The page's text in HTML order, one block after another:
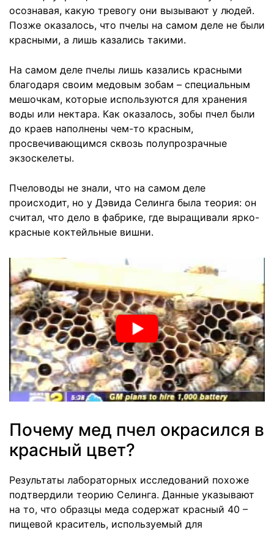
осознавая, какую тревогу они вызывают у людей.
Позже оказалось, что пчелы на самом деле не были
красными, а лишь казались такими.
На самом деле пчелы лишь казались красными
благодаря своим медовым зобам – специальным
мешочкам, которые используются для хранения
воды или нектара. Как оказалось, зобы пчел были
до краев наполнены чем-то красным,
просвечивающимся сквозь полупрозрачные
экзоскелеты.
Пчеловоды не знали, что на самом деле
происходит, но у Дэвида Селинга была теория: он
считал, что дело в фабрике, где выращивали ярко-
красные коктейльные вишни.
Почему мед пчел окрасился в
красный цвет?
Результаты лабораторных исследований похоже
подтвердили теорию Селинга. Данные указывают
на то, что образцы меда содержат красный 40 –
пищевой краситель, используемый для